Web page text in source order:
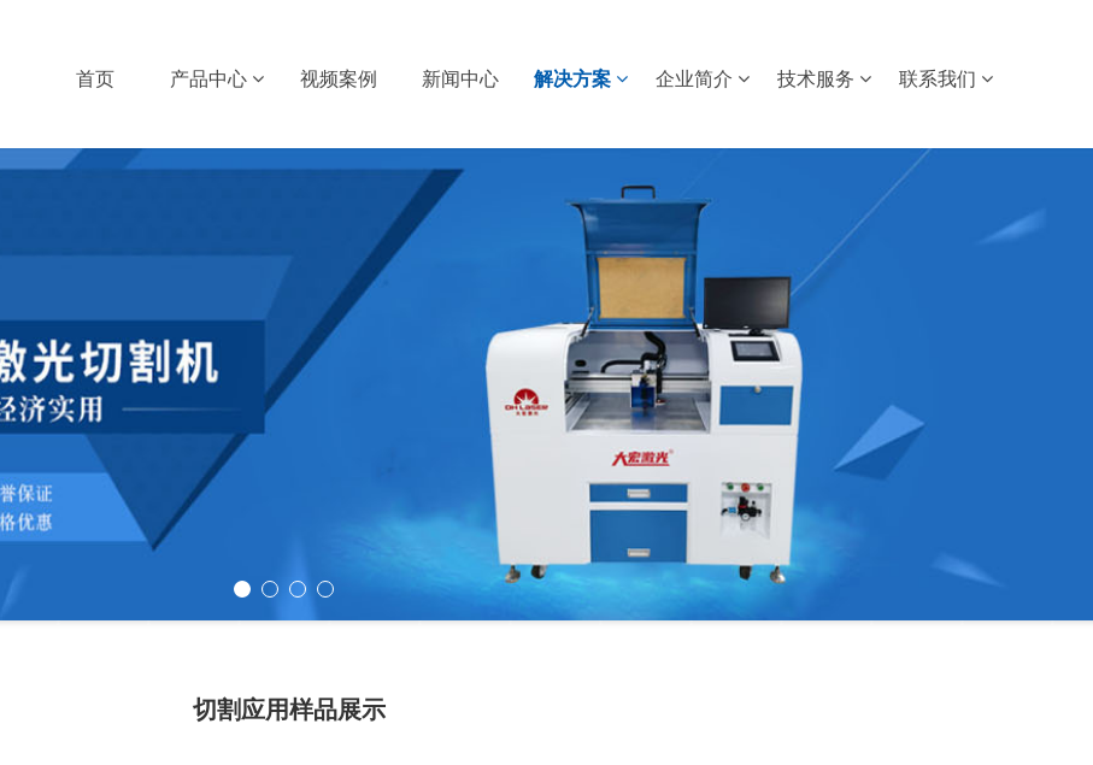
首页 产品中心 视频案例 新闻中心 解决方案 企业简介 技术服务 联系我们
切割应用样品展示